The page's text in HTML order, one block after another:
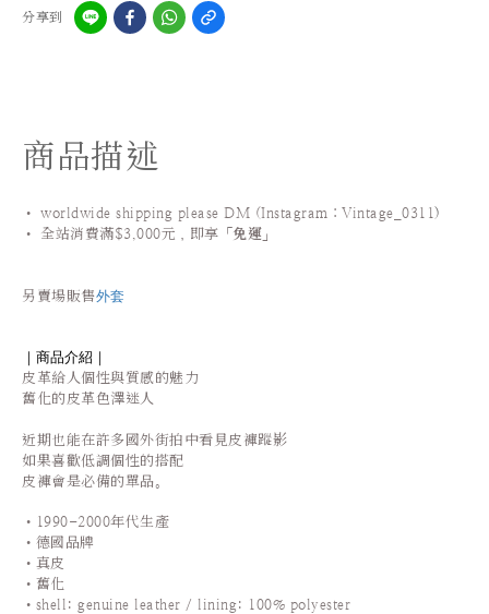
分享到
商品描述
• worldwide shipping please DM (Instagram：Vintage_0311)
• 全站消費滿$3,000元，即享「 免運 」
另賣場販售外套
｜商品介紹｜
皮革給人個性與質感的魅力
舊化的皮革色澤迷人
近期也能在許多國外街拍中看見皮褲蹤影
如果喜歡低調個性的搭配
皮褲會是必備的單品。
•1990-2000年代生產
•德國品牌
•真皮
•舊化
•shell: genuine leather / lining: 100% polyester